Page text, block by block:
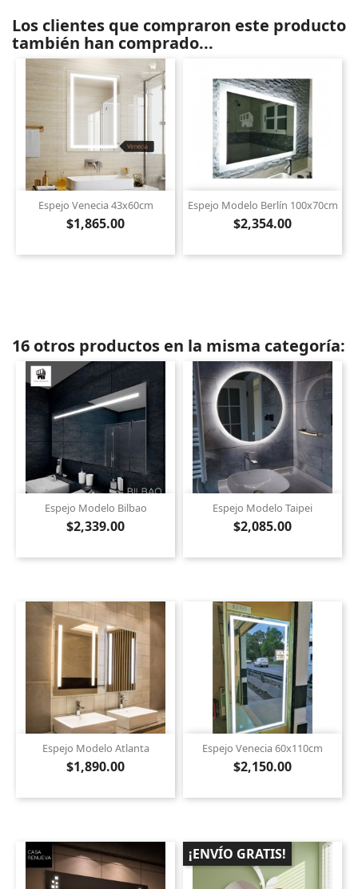
Los clientes que compraron este producto
también han comprado...
Espejo Venecia 43x60cm
$1,865.00
Espejo Modelo Berlín 100x70cm
$2,354.00
16 otros productos en la misma categoría:
Espejo Modelo Bilbao
$2,339.00
Espejo Modelo Taipei
$2,085.00
Espejo Modelo Atlanta
$1,890.00
Espejo Venecia 60x110cm
$2,150.00
¡ENVÍO GRATIS!